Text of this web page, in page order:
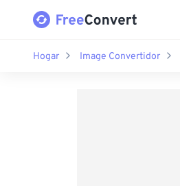
Hogar Image Convertidor